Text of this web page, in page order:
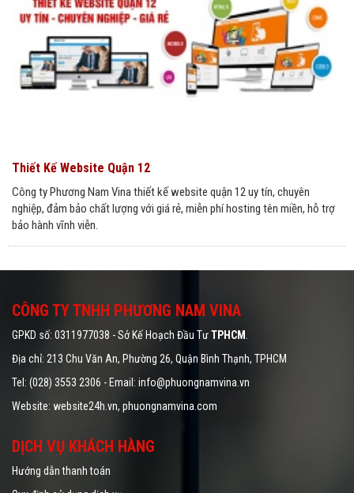
Thiết Kế Website Quận 12
Công ty Phương Nam Vina thiết kế website quận 12 uy tín, chuyên
nghiệp, đảm bảo chất lượng với giá rẻ, miễn phí hosting tên miền, hỗ trợ
bảo hành vĩnh viễn.
CÔNG TY TNHH PHƯƠNG NAM VINA
GPKD số: 0311977038 - Sở Kế Hoạch Đầu TưTPHCM .
Địa chỉ: 213 Chu Văn An, Phường 26, Quận Bình Thạnh, TPHCM
Tel: (028) 3553 2306 - Email: info@phuongnamvina.vn
Website: website24h.vn, phuongnamvina.com
DỊCH VỤ KHÁCH HÀNG
Hướng dẫn thanh toán